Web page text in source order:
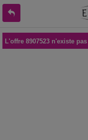
L'offre 8907523 n'existe